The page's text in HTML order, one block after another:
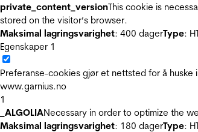
private_content_versionThis cookie is
stored on the visitor’s browser.
Maksimal lagringsvarighet: 400 dagerType:
Egenskaper 1
Preferanse-cookies gjør et nettsted for å
www.garnius.no
1
_ALGOLIANecessary in order to optimize the
Maksimal lagringsvarighet: 180 dagerType: